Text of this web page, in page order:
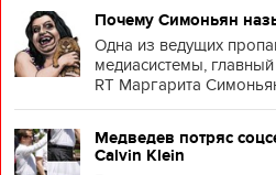
Почему Симоньян
Одна из ведущих
медиасистемы,
RT Маргарита
Медведев потряс
Calvin Klein